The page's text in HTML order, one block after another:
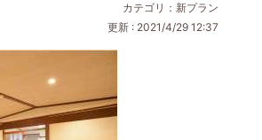
カテゴリ：新プラン
更新 : 2021/4/29 12:37